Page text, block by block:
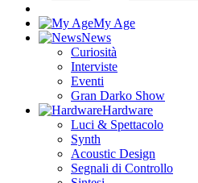
My Age
News
Curiosità
Interviste
Eventi
Gran Darko Show
Hardware
Luci & Spettacolo
Synth
Acoustic Design
Segnali di Controllo